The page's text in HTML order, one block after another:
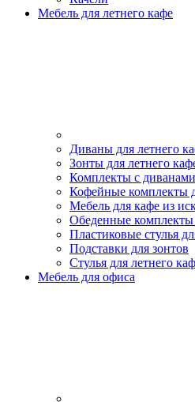
Мебель для летнего кафе
Диваны для летнего
Зонты для летнего
Комплекты с диванами
Кофейные комплекты
Мебель для кафе из
Обеденные комплекты
Пластиковые стулья
Подставки для зонтов
Стулья для летнего
Мебель для офиса